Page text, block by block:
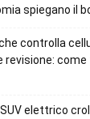
spiegano il
controlla
revisione: come
elettrico